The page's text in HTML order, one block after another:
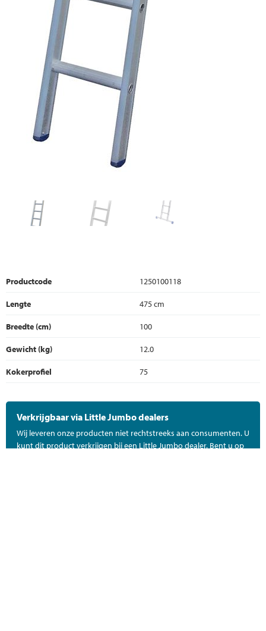
Productcode
1250100118
Lengte
475 cm
Breedte (cm)
100
Gewicht (kg)
12.0
Kokerprofiel
75
Verkrijgbaar via Little Jumbo dealers
Wij leveren onze producten niet rechtstreeks aan consumenten. U
kunt dit product verkrijgen bij een Little Jumbo dealer. Bent u op